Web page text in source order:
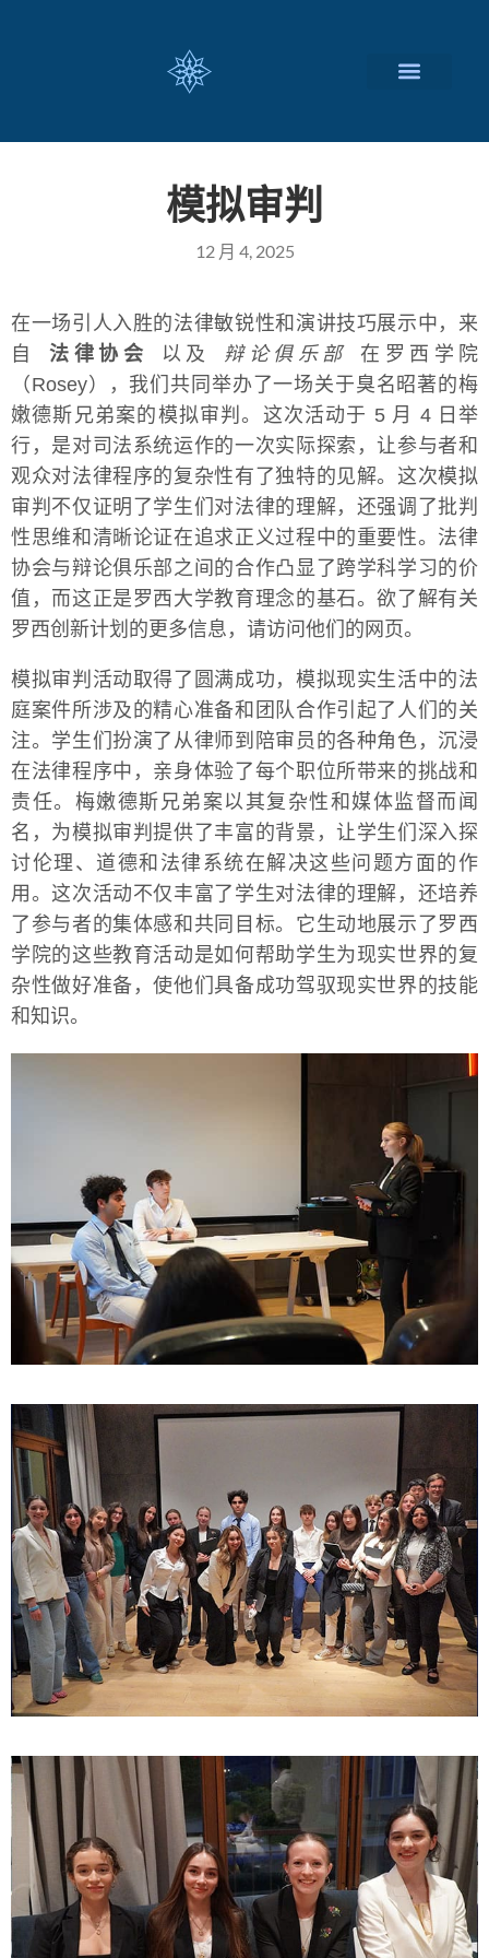
模拟审判
12 月 4, 2025
在一场引人入胜的法律敏锐性和演讲技巧展示中，来
自
法律协会 以及 辩论俱乐部
在罗西学院
（Rosey），我们共同举办了一场关于臭名昭著的梅
嫩德斯兄弟案的模拟审判。这次活动于 5 月 4 日举
行，是对司法系统运作的一次实际探索，让参与者和
观众对法律程序的复杂性有了独特的见解。这次模拟
审判不仅证明了学生们对法律的理解，还强调了批判
性思维和清晰论证在追求正义过程中的重要性。法律
协会与辩论俱乐部之间的合作凸显了跨学科学习的价
值，而这正是罗西大学教育理念的基石。欲了解有关
罗西创新计划的更多信息，请访问他们的网页。
模拟审判活动取得了圆满成功，模拟现实生活中的法
庭案件所涉及的精心准备和团队合作引起了人们的关
注。学生们扮演了从律师到陪审员的各种角色，沉浸
在法律程序中，亲身体验了每个职位所带来的挑战和
责任。梅嫩德斯兄弟案以其复杂性和媒体监督而闻
名，为模拟审判提供了丰富的背景，让学生们深入探
讨伦理、道德和法律系统在解决这些问题方面的作
用。这次活动不仅丰富了学生对法律的理解，还培养
了参与者的集体感和共同目标。它生动地展示了罗西
学院的这些教育活动是如何帮助学生为现实世界的复
杂性做好准备，使他们具备成功驾驭现实世界的技能
和知识。